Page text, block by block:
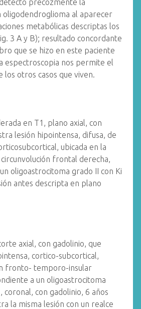
precozmente la
oligodendroglioma al aparecer
metabólicas descriptas los
3 A y B); resultado concordante
que se hizo en este paciente
espectroscopia nos permite el
los otros casos que viven.
en T1, plano axial, con
lesión hipointensa, difusa, de
ubicada en la
frontal derecha,
oligoastrocitoma grado II con Ki
antes descripta en plano
axial, con gadolinio, que
cortico-subcortical,
fronto- temporo-insular
a un oligoastrocitoma
coronal, con gadolinio, 6 años
la misma lesión con un realce